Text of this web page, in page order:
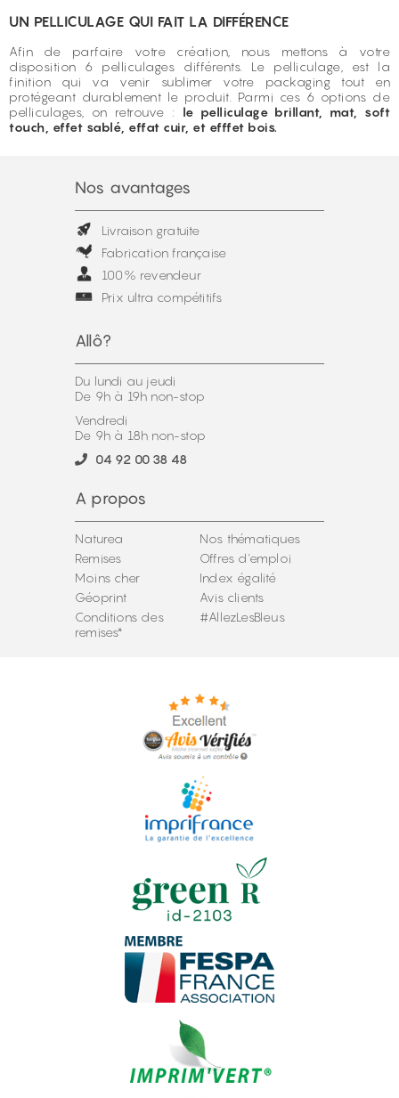
UN PELLICULAGE QUI FAIT LA DIFFÉRENCE
Afin de parfaire votre création, nous mettons à votre
disposition 6 pelliculages différents. Le pelliculage, est la
finition qui va venir sublimer votre packaging tout en
protégeant durablement le produit. Parmi ces 6 options de
pelliculages, on retrouve : le pelliculage brillant, mat, soft
touch, effet sablé, effat cuir, et efffet bois.
Nos avantages
Livraison gratuite
Fabrication française
100% revendeur
Prix ultra compétitifs
Allô?
Du lundi au jeudi
De 9h à 19h non-stop
Vendredi
De 9h à 18h non-stop
04 92 00 38 48
A propos
Naturea
Remises
Moins cher
Géoprint
Conditions des
remises*
Nos thématiques
Offres d'emploi
Index égalité
Avis clients
#AllezLesBleus